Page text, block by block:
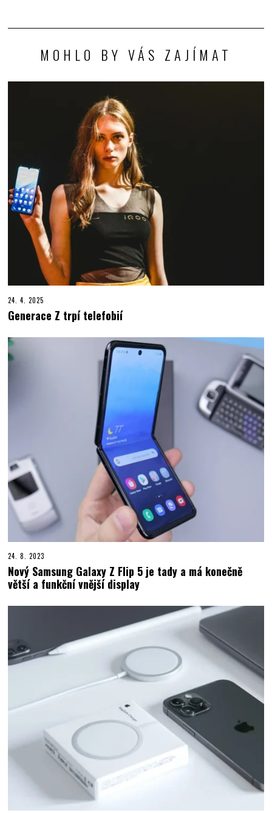
MOHLO BY VÁS ZAJÍMAT
24. 4. 2025
Generace Z trpí telefobií
24. 8. 2023
Nový Samsung Galaxy Z Flip 5 je tady a má konečně
větší a funkční vnější display